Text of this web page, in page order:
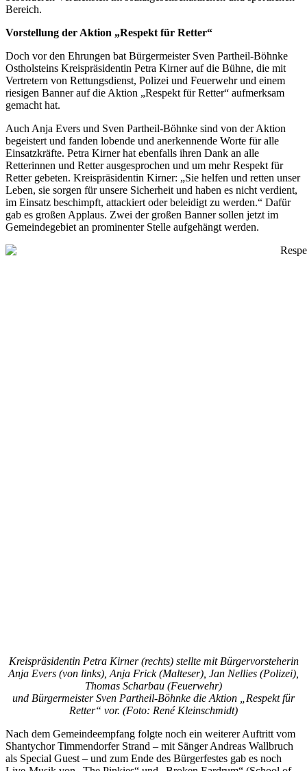
Bereich.
Vorstellung der Aktion „Respekt für Retter“
Doch vor den Ehrungen bat Bürgermeister Sven Partheil-Böhnke
Ostholsteins Kreispräsidentin Petra Kirner auf die Bühne, die mit
Vertretern von Rettungsdienst, Polizei und Feuerwehr und einem
riesigen Banner auf die Aktion „Respekt für Retter“ aufmerksam
gemacht hat.
Auch Anja Evers und Sven Partheil-Böhnke sind von der Aktion
begeistert und fanden lobende und anerkennende Worte für alle
Einsatzkräfte. Petra Kirner hat ebenfalls ihren Dank an alle
Retterinnen und Retter ausgesprochen und um mehr Respekt für
Retter gebeten. Kreispräsidentin Kirner: „Sie helfen und retten unser
Leben, sie sorgen für unsere Sicherheit und haben es nicht verdient,
im Einsatz beschimpft, attackiert oder beleidigt zu werden.“ Dafür
gab es großen Applaus. Zwei der großen Banner sollen jetzt im
Gemeindegebiet an prominenter Stelle aufgehängt werden.
Kreispräsidentin Petra Kirner (rechts) stellte mit Bürgervorsteherin
Anja Evers (von links), Anja Frick (Malteser), Jan Nellies (Polizei),
Thomas Scharbau (Feuerwehr)
und Bürgermeister Sven Partheil-Böhnke die Aktion „Respekt für
Retter“ vor. (Foto: René Kleinschmidt)
Nach dem Gemeindeempfang folgte noch ein weiterer Auftritt vom
Shantychor Timmendorfer Strand – mit Sänger Andreas Wallbruch
als Special Guest – und zum Ende des Bürgerfestes gab es noch